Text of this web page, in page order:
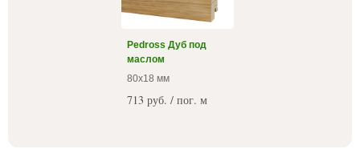
Pedross Дуб под
маслом
80х18 мм
713 руб. / пог. м